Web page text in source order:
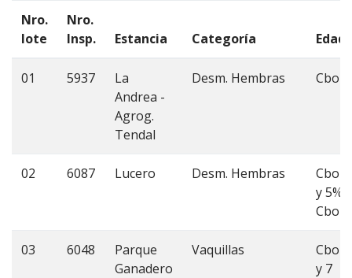
Nro.
lote
Nro.
Insp.
Estancia Categoría Edad
01 5937
La
Andrea -
Agrog.
Tendal
Desm. Hembras Cbo 8
02 6087 Lucero Desm. Hembras
Cbo 8
y 5%
Cbo 7
03 6048
Parque
Ganadero
Vaquillas
Cbo 8
y 7